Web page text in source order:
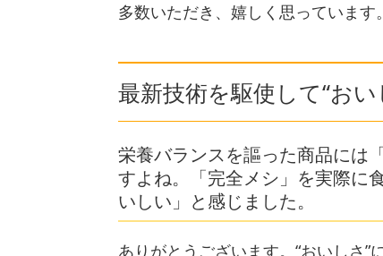
多数いただき、嬉しく思っています。
最新技術を駆使して“お
栄養バランスを謳った商品には
すよね。「完全メシ」を実際に
いしい」と感じました。
ありがとうございます。“おいしさ